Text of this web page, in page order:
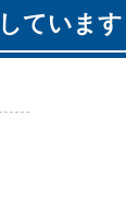
ています